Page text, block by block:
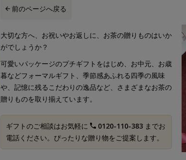
前のページへ戻る
大切な方へ、お祝いやお返しに、お茶の贈りものはいか
がでしょうか？
可愛いパッケージのプチギフトをはじめ、お中元、お歳
暮などフォーマルギフト、季節感あふれる四季の風味
や、記憶に残るこだわりの逸品など、さまざまなお茶の
贈りものを取り揃えています。
ギフトのご相談はお気軽に 0120-110-383 までお
電話ください。ぴったりな贈り物をご提案します。